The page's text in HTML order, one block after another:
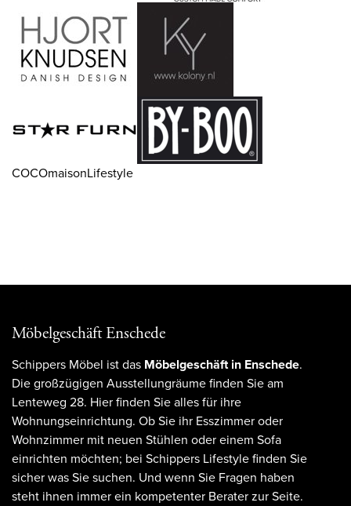
COCOmaisonLifestyle
Möbelgeschäft Enschede
Schippers Möbel ist das Möbelgeschäft in Enschede.
Die großzügigen Ausstellungräume finden Sie am
Lenteweg 28. Hier finden Sie alles für ihre
Wohnungseinrichtung. Ob Sie ihr Esszimmer oder
Wohnzimmer mit neuen Stühlen oder einem Sofa
einrichten möchten; bei Schippers Lifestyle finden Sie
sicher was Sie suchen. Und wenn Sie Fragen haben
steht ihnen immer ein kompetenter Berater zur Seite.